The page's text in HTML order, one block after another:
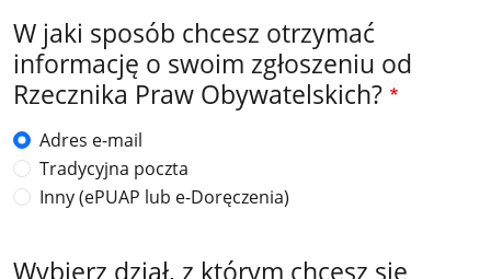
W jaki sposób chcesz otrzymać
informację o swoim zgłoszeniu od
Rzecznika Praw Obywatelskich?
Adres e-mail
Tradycyjna poczta
Inny (ePUAP lub e-Doręczenia)
Wybierz dział, z którym chcesz się